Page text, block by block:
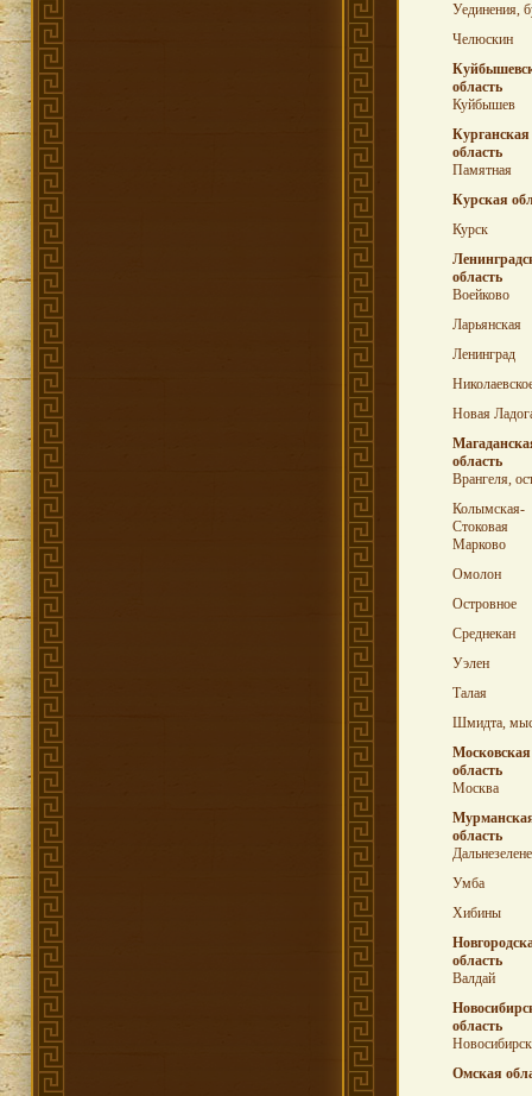
Уединения,
Челюскин
область
Куйбышев
Курганская
область
Памятная
Курская
Курск
область
Воейково
Ларьянская
Ленинград
Новая
область
Врангеля,
Колымская-
Стоковая
Марково
Омолон
Островное
Среднекан
Уэлен
Талая
Шмидта,
Московская
область
Москва
область
Умба
Хибины
область
Валдай
область
Новосибирск
Омская